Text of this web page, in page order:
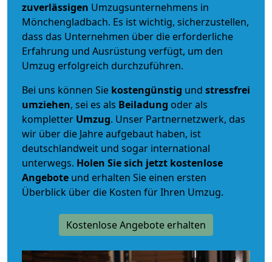
zuverlässigen Umzugsunternehmens in
Mönchengladbach. Es ist wichtig, sicherzustellen,
dass das Unternehmen über die erforderliche
Erfahrung und Ausrüstung verfügt, um den
Umzug erfolgreich durchzuführen.
Bei uns können Sie kostengünstig und stressfrei
umziehen, sei es als Beiladung oder als
kompletter Umzug. Unser Partnernetzwerk, das
wir über die Jahre aufgebaut haben, ist
deutschlandweit und sogar international
unterwegs. Holen Sie sich jetzt kostenlose
Angebote und erhalten Sie einen ersten
Überblick über die Kosten für Ihren Umzug.
Kostenlose Angebote erhalten